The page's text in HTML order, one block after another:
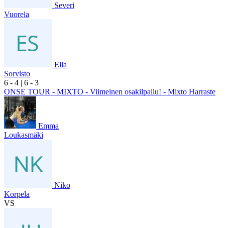
Severi
Vuorela
Ella
Sorvisto
6 - 4 | 6 - 3
ONSE TOUR - MIXTO - Viimeinen osakilpailu! - Mixto Harraste
Emma
Loukasmäki
Niko
Korpela
VS